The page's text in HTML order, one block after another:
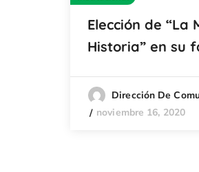
Elección de “La
Historia” en su
Dirección De
noviembre 16, 2020